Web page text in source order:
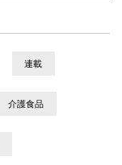
連載
介護食品